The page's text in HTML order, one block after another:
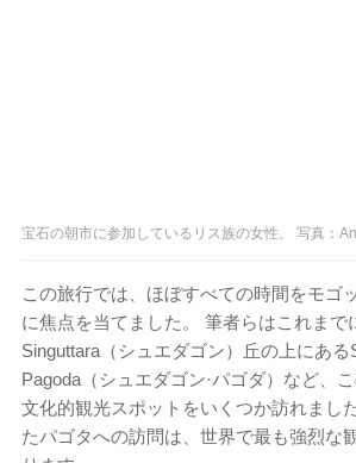
宝石の朝市に参加しているリス族の女性。 写真：
この旅行では、ほぼすべての時間をモゴ
に焦点を当てました。 筆者らはこれまで
Singuttara（シュエダゴン）丘の上にある
Pagoda（シュエダゴン·パゴダ）など、
文化的観光スポットをいくつか訪れまし
たパゴタへの訪問は、世界で最も強烈な